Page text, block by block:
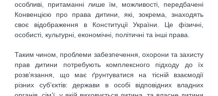
особливі, притаманні лише їм, можливості, передбачені
Конвенцією про права дитини, які, зокрема, знаходять
своє відображення в Конституції України. Це фізичні,
особисті, культурні, економічні, політичні та інші права.
Таким чином, проблеми забезпечення, охорони та захисту
прав дитини потребують комплексного підходу до їх
розв’язання, що має ґрунтуватися на тісній взаємодії
різних суб’єктів: держави в особі відповідних владних